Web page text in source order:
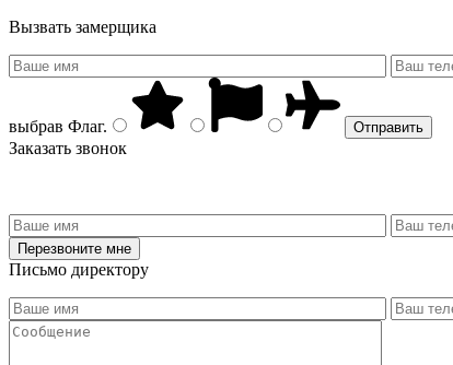
Вызвать замерщика
выбрав Флаг.
Заказать звонок
Письмо директору